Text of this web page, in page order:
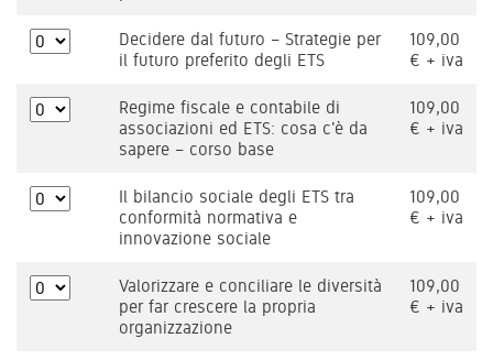
Decidere dal futuro – Strategie per
il futuro preferito degli ETS
109,00
€ + iva
Regime fiscale e contabile di
associazioni ed ETS: cosa c'è da
sapere – corso base
109,00
€ + iva
Il bilancio sociale degli ETS tra
conformità normativa e
innovazione sociale
109,00
€ + iva
Valorizzare e conciliare le diversità
per far crescere la propria
organizzazione
109,00
€ + iva